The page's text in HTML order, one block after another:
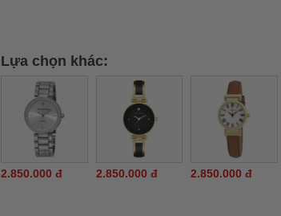
Lựa chọn khác:
2.850.000 đ 2.850.000 đ 2.850.000 đ